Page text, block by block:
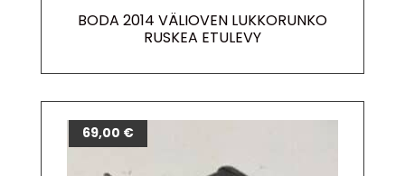
BODA 2014 VÄLIOVEN LUKKORUNKO
RUSKEA ETULEVY
69,00 €